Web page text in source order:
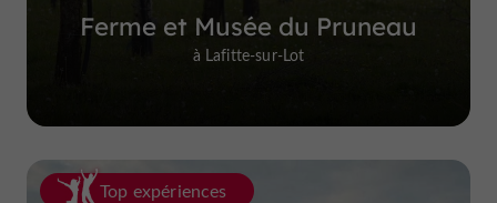
Ferme et Musée du Pruneau
à Lafitte-sur-Lot
Top expériences